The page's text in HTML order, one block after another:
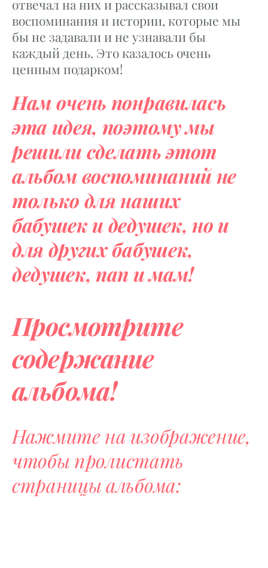
отвечал на них и рассказывал свои
воспоминания и истории, которые мы
бы не задавали и не узнавали бы
каждый день. Это казалось очень
ценным подарком!
Нам очень понравилась
эта идея, поэтому мы
решили сделать этот
альбом воспоминаний не
только для наших
бабушек и дедушек, но и
для других бабушек,
дедушек, пап и мам!
Просмотрите
содержание
альбома!
Нажмите на изображение,
чтобы пролистать
страницы альбома: